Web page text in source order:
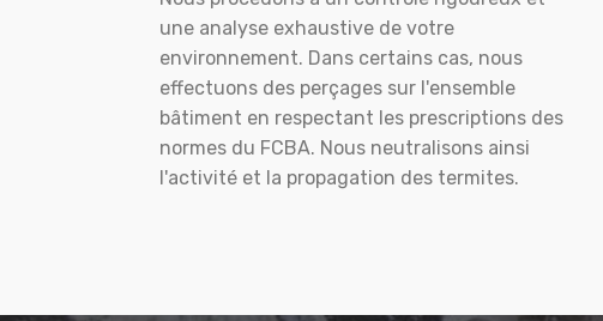
une analyse exhaustive de votre
environnement. Dans certains cas, nous
effectuons des perçages sur l'ensemble
bâtiment en respectant les prescriptions des
normes du FCBA. Nous neutralisons ainsi
l'activité et la propagation des termites.